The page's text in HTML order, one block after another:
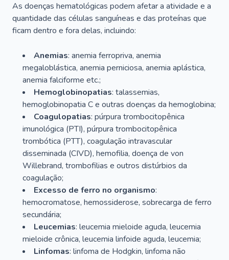
As doenças hematológicas podem afetar a atividade e a
quantidade das células sanguíneas e das proteínas que
ficam dentro e fora delas, incluindo:
Anemias: anemia ferropriva, anemia
megaloblástica, anemia perniciosa, anemia aplástica,
anemia falciforme etc.;
Hemoglobinopatias: talassemias,
hemoglobinopatia C e outras doenças da hemoglobina;
Coagulopatias: púrpura trombocitopênica
imunológica (PTI), púrpura trombocitopênica
trombótica (PTT), coagulação intravascular
disseminada (CIVD), hemofilia, doença de von
Willebrand, trombofilias e outros distúrbios da
coagulação;
Excesso de ferro no organismo:
hemocromatose, hemossiderose, sobrecarga de ferro
secundária;
Leucemias: leucemia mieloide aguda, leucemia
mieloide crônica, leucemia linfoide aguda, leucemia;
Linfomas: linfoma de Hodgkin, linfoma não